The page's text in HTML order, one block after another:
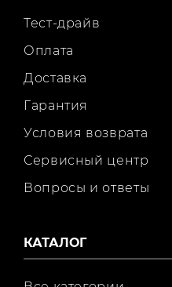
Тест-драйв
Оплата
Доставка
Гарантия
Условия возврата
Сервисный центр
Вопросы и ответы
КАТАЛОГ